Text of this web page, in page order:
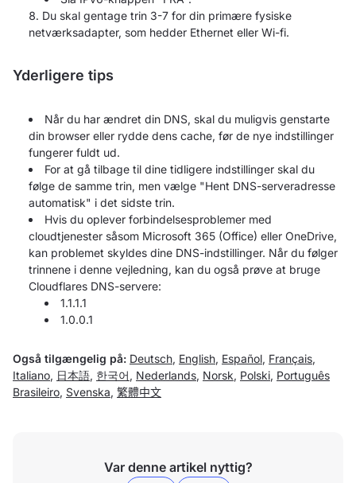
Du skal gentage trin 3-7 for din primære fysiske
netværksadapter, som hedder Ethernet eller Wi-fi.
Yderligere tips
Når du har ændret din DNS, skal du muligvis genstarte
din browser eller rydde dens cache, før de nye indstillinger
fungerer fuldt ud.
For at gå tilbage til dine tidligere indstillinger skal du
følge de samme trin, men vælge "Hent DNS-serveradresse
automatisk" i det sidste trin.
Hvis du oplever forbindelsesproblemer med
cloudtjenester såsom Microsoft 365 (Office) eller OneDrive,
kan problemet skyldes dine DNS-indstillinger. Når du følger
trinnene i denne vejledning, kan du også prøve at bruge
Cloudflares DNS-servere:
1.1.1.1
1.0.0.1
Også tilgængelig på: Deutsch, English, Español, Français,
Italiano, 日本語, 한국어 , Nederlands, Norsk, Polski, Português
Brasileiro, Svenska, 繁體中文
Var denne artikel nyttig?